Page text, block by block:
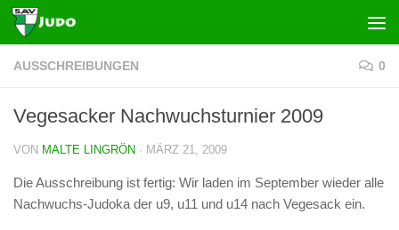
Zum Inhalt springen
AUSSCHREIBUNGEN 0
Vegesacker Nachwuchsturnier 2009
VON MALTE LINGRÖN · MÄRZ 21, 2009
Die Ausschreibung ist fertig: Wir laden im September wieder alle
Nachwuchs-Judoka der u9, u11 und u14 nach Vegesack ein.